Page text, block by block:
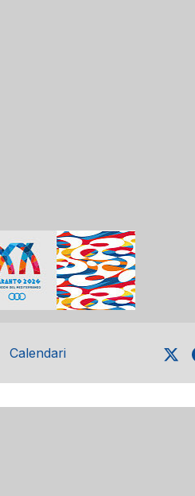
Calendari